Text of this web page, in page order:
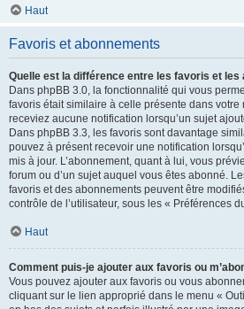
Haut
Favoris et abonnements
Quelle est la différence entre les favoris et les
Dans phpBB 3.0, la fonctionnalité qui vous
favoris était similaire à celle présente dans votre
receviez aucune notification lorsqu’un sujet
Dans phpBB 3.3, les favoris sont davantage
pouvez à présent recevoir une notification
mis à jour. L’abonnement, quant à lui, vous
forum ou d’un sujet auquel vous êtes abonné.
favoris et des abonnements peuvent être
contrôle de l’utilisateur, sous les « Préférences
Haut
Comment puis-je ajouter aux favoris ou
Vous pouvez ajouter aux favoris ou vous
cliquant sur le lien approprié dans le menu «